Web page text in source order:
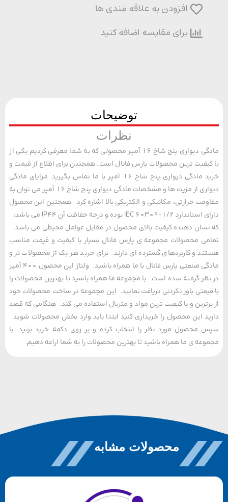
افزودن به علاقه مندی ها
برای مقایسه اضافه کنید
توضیحات
نظرات
مادگی دیواری پنج شاخ 16 آمپر محصولی که به شما معرفی کردیم یکی از
ترین محصولات پارس فانال است. همچنین برای اطلاع از قیمت و
خرید مادگی دیواری پنج شاخ 16 آمپر با ما تماس بگیرید. مزایای مادگی
دیواری از مزیت ها و مشخصات مادگی دیواری پنج شاخ 16 آمپر می توان به
حرارتی، مکانیکی و الکتریکی بالا اشاره کرد. همجنین این محصول
دارای استاندارد IEC 60309-1/2 بوده و درجه حفاظت آن IP44 می باشد،
دهنده کیفیت بالای محصول در مقابل عوامل محیطی می باشد.
محصولات مجموعه ی پارس فانال بسیار با کیفیت و قیمت مناسب
و کاربردهای گسترده ای دارند. برای خرید هر یک از محصولات نر و
مادگی صنعتی پارس فانال با ما همراه باشید. ولتاژ این محصول 400 آمپر
گرفته شده است. با مجموعه ما همراه باشید تا بهترین محصولات را
باور نکردنی دریافت نمایید. این مجموعه در ساخت محصولات خود
و با کیفیت ترین مواد و متریال استفاده می کند. هنگامی که قصد
این محصول را خریداری کنید ابتدا باید وارد بخش محصولات شوید
محصول مورد نظر را انتخاب کرده و بر روی دکمه خرید بزنید. با
ی ما همراه باشید تا بهترین محصولات را به شما اراعه دهیم.
محصولات مشابه